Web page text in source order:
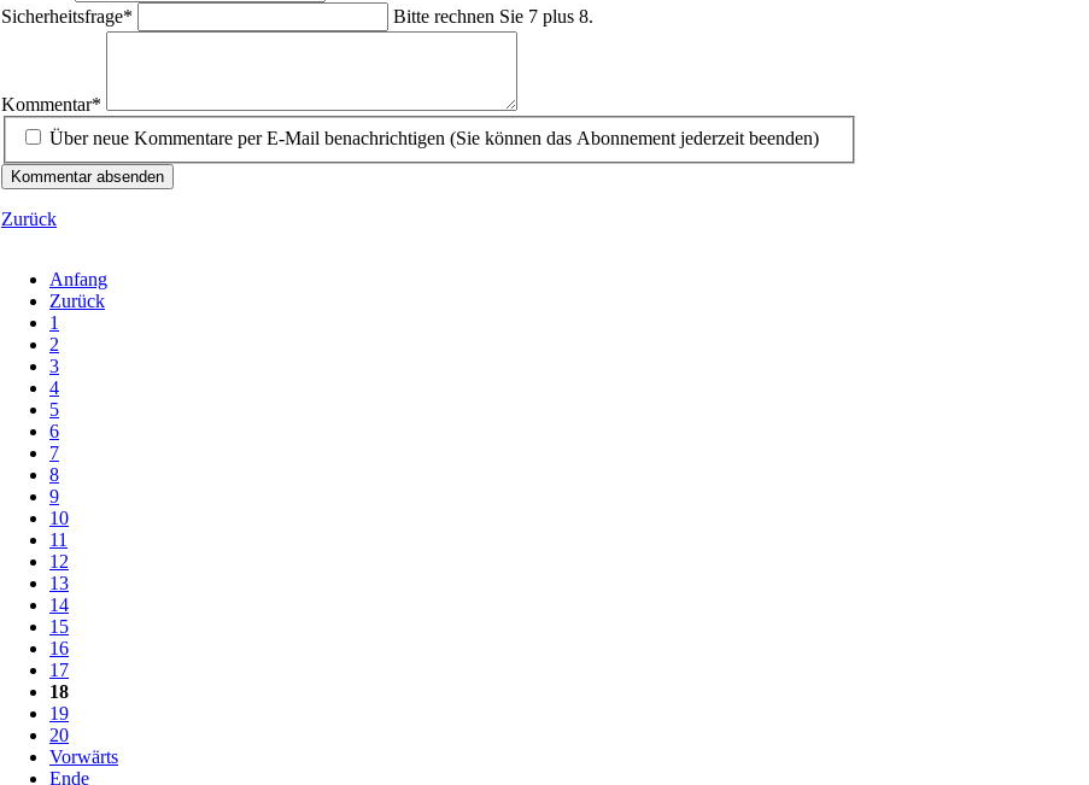
Pflichtfeld
Sicherheitsfrage*
Bitte rechnen Sie 7 plus 8.
Kommentar*
Über neue Kommentare per E-Mail benachrichtigen (Sie können das Abonnement jederzeit beenden)
Kommentar absenden
Zurück
Anfang
Zurück
1
2
3
4
5
6
7
8
9
10
11
12
13
14
15
16
17
18
19
20
Vorwärts
Ende